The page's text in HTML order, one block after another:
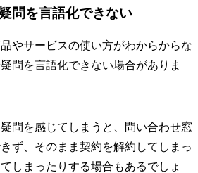
問を言語化できない
やサービスの使い方がわからからな
問を言語化できない場合がありま
問を感じてしまうと、問い合わせ窓
ず、そのまま契約を解約してしまっ
しまったりする場合もあるでしょ